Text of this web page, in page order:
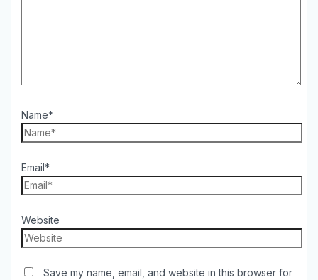
Name*
Email*
Website
Save my name, email, and website in this browser for